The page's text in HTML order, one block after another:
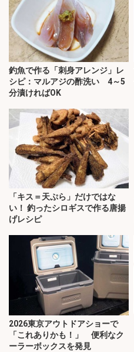
釣魚で作る「刺身アレンジ」レ
シピ：マルアジの酢洗い 4～5
分漬ければOK
「キス＝天ぷら」だけではな
い！ 釣ったシロギスで作る唐揚
げレシピ
2026東京アウトドアショーで
「これありかも！」 便利なク
ーラーボックスを発見